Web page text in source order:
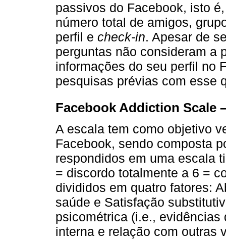
passivos do Facebook, isto
número total de amigos,
perfil e check-in. Apesar de
perguntas não consideram a
informações do seu perfil no
pesquisas prévias com esse
Facebook Addiction Scale
A escala tem como objetivo
Facebook, sendo composta
respondidos em uma escala
= discordo totalmente a 6 =
divididos em quatro fatores:
saúde e Satisfação
psicométrica (i.e.,
interna e relação com outras